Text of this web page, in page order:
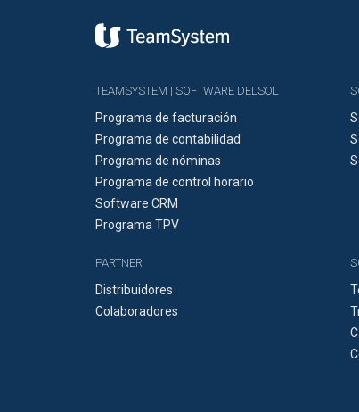
TEAMSYSTEM | SOFTWARE DELSOL
Programa de facturación
Programa de contabilidad
Programa de nóminas
Programa de control horario
Software CRM
Programa TPV
PARTNER
Distribuidores
Colaboradores